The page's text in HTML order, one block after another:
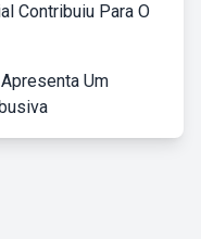
Contribuiu Para O
Um